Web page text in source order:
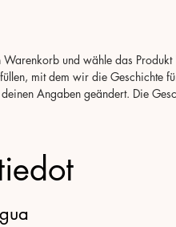
on
Tämä
und wähle das
mit dem wir die Geschichte
Angaben geändert. Die